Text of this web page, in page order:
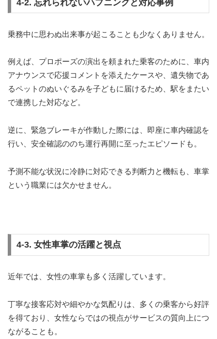
4-2. 忘れられないハプニングと対応事例
乗務中に思わぬ出来事が起こることも少なくありません。
例えば、プロポーズの演出を頼まれた乗客のために、車内
アナウンスで応援コメントを添えたケースや、遺失物であ
るペットのぬいぐるみを子どもに届けるため、駅をまたい
で連携した対応など。
逆に、緊急ブレーキが作動した際には、即座に車内確認を
行い、安全確認ののち運行再開に至ったエピソードも。
予測不能な状況に冷静に対応できる判断力と機転も、車掌
という職業には欠かせません。
4-3. 女性車掌の活躍と視点
近年では、女性の車掌も多く活躍しています。
丁寧な接客応対や細やかな気配りは、多くの乗客から好評
を得ており、女性ならではの視点がサービスの質向上につ
ながることも。